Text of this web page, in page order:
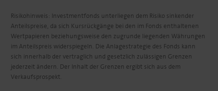
Risikohinweis: Investmentfonds unterliegen dem Risiko sinkender
Anteilspreise, da sich Kursrückgänge bei den im Fonds enthaltenen
Wertpapieren beziehungsweise den zugrunde liegenden Währungen
im Anteilspreis widerspiegeln. Die Anlagestrategie des Fonds kann
sich innerhalb der vertraglich und gesetzlich zulässigen Grenzen
jederzeit ändern. Der Inhalt der Grenzen ergibt sich aus dem
Verkaufsprospekt.